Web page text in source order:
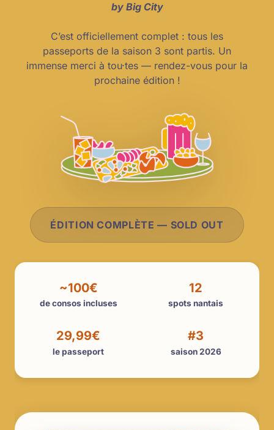
by Big City
C’est officiellement complet : tous les
passeports de la saison 3 sont partis. Un
immense merci à tou·tes — rendez-vous pour la
prochaine édition !
ÉDITION COMPLÈTE — SOLD OUT
~100€
de consos incluses
12
spots nantais
29,99€
le passeport
#3
saison 2026